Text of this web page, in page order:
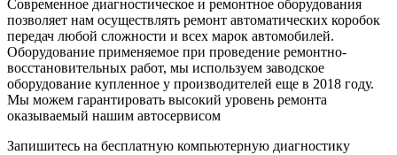
Современное диагностическое и ремонтное оборудования
позволяет нам осуществлять ремонт автоматических коробок
передач любой сложности и всех марок автомобилей.
Оборудование применяемое при проведение ремонтно-
восстановительных работ, мы используем заводское
оборудование купленное у производителей еще в 2018 году.
Мы можем гарантировать высокий уровень ремонта
оказываемый нашим автосервисом
Запишитесь на бесплатную компьютерную диагностику